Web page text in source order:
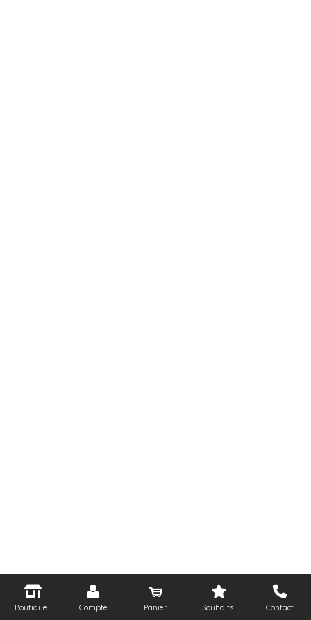
Boutique Compte Panier Souhaits Contact